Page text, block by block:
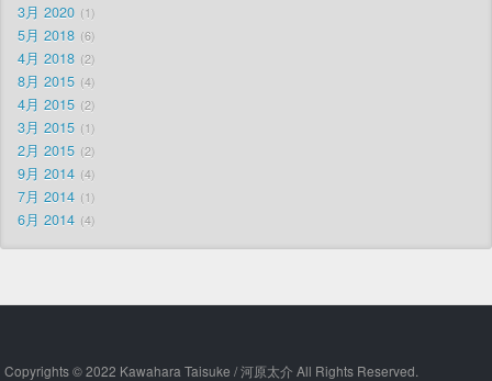
3月 2020 1
5月 2018 6
4月 2018 2
8月 2015 4
4月 2015 2
3月 2015 1
2月 2015 2
9月 2014 4
7月 2014 1
6月 2014 4
Copyrights © 2022 Kawahara Taisuke / 河原太介 All Rights Reserved.